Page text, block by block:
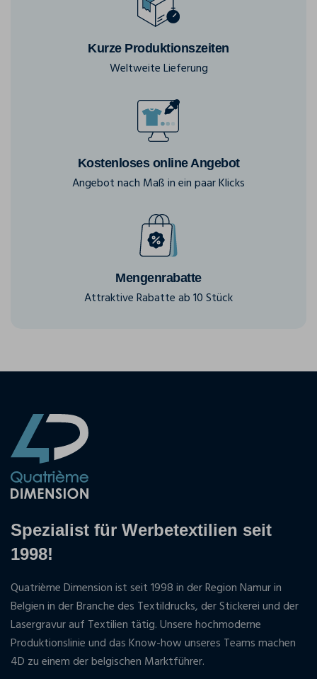
Kurze Produktionszeiten
Weltweite Lieferung
Kostenloses online Angebot
Angebot nach Maß in ein paar Klicks
Mengenrabatte
Attraktive Rabatte ab 10 Stück
Spezialist für Werbetextilien seit
1998!
Quatrième Dimension ist seit 1998 in der Region Namur in
Belgien in der Branche des Textildrucks, der Stickerei und der
Lasergravur auf Textilien tätig. Unsere hochmoderne
Produktionslinie und das Know-how unseres Teams machen
4D zu einem der belgischen Marktführer.